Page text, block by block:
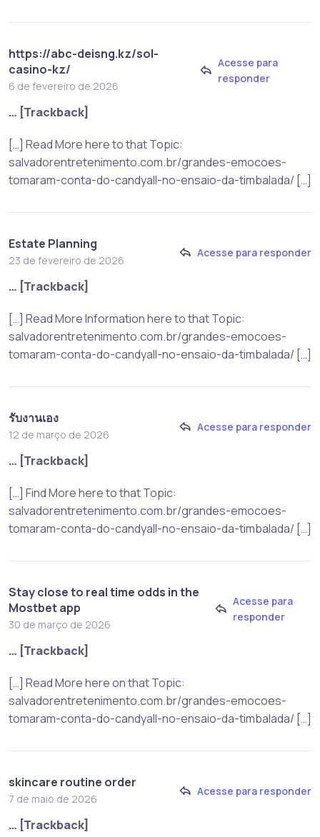
https://abc-deisng.kz/sol-
casino-kz/
6 de fevereiro de 2026
Acesse para
responder
… [Trackback]
[…] Read More here to that Topic:
salvadorentretenimento.com.br/grandes-emocoes-
tomaram-conta-do-candyall-no-ensaio-da-timbalada/ […]
Estate Planning
23 de fevereiro de 2026
Acesse para responder
… [Trackback]
[…] Read More Information here to that Topic:
salvadorentretenimento.com.br/grandes-emocoes-
tomaram-conta-do-candyall-no-ensaio-da-timbalada/ […]
รับงานเอง
12 de março de 2026
Acesse para responder
… [Trackback]
[…] Find More here to that Topic:
salvadorentretenimento.com.br/grandes-emocoes-
tomaram-conta-do-candyall-no-ensaio-da-timbalada/ […]
Stay close to real time odds in the
Mostbet app
30 de março de 2026
Acesse para
responder
… [Trackback]
[…] Read More here on that Topic:
salvadorentretenimento.com.br/grandes-emocoes-
tomaram-conta-do-candyall-no-ensaio-da-timbalada/ […]
skincare routine order
7 de maio de 2026
Acesse para responder
… [Trackback]